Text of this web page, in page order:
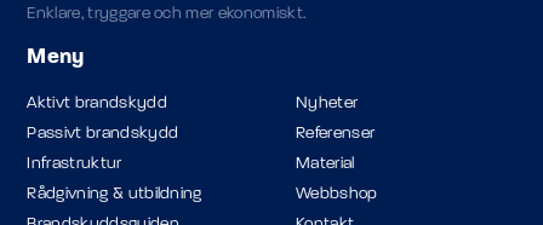
Enklare, tryggare och mer ekonomiskt.
Meny
Aktivt brandskydd
Passivt brandskydd
Infrastruktur
Rådgivning & utbildning
Nyheter
Referenser
Material
Webbshop